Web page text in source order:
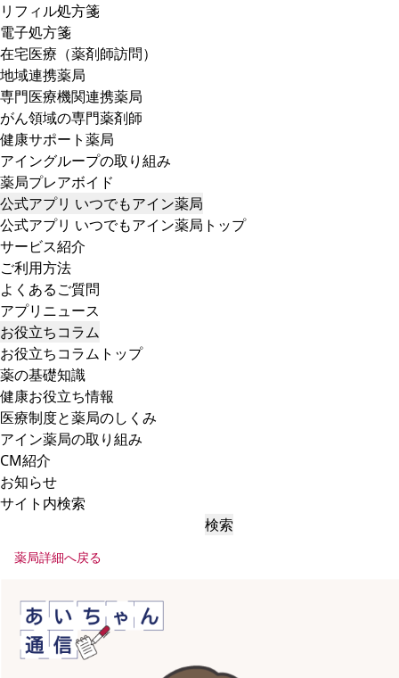
リフィル処方箋
電子処方箋
在宅医療（薬剤師訪問）
地域連携薬局
専門医療機関連携薬局
がん領域の専門薬剤師
健康サポート薬局
アイングループの取り組み
薬局プレアボイド
公式アプリ いつでもアイン薬局
公式アプリ いつでもアイン薬局トップ
サービス紹介
ご利用方法
よくあるご質問
アプリニュース
お役立ちコラム
お役立ちコラムトップ
薬の基礎知識
健康お役立ち情報
医療制度と薬局のしくみ
アイン薬局の取り組み
CM紹介
お知らせ
サイト内検索
検索
薬局詳細へ戻る